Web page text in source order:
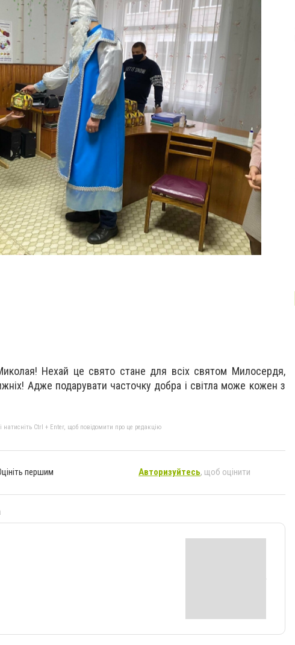
Нехай це свято стане для всіх святом Милосердя,
Адже подарувати часточку добра і світла може кожен з
Ctrl + Enter, щоб повідомити про це редакцію
першим Авторизуйтесь, щоб оцінити